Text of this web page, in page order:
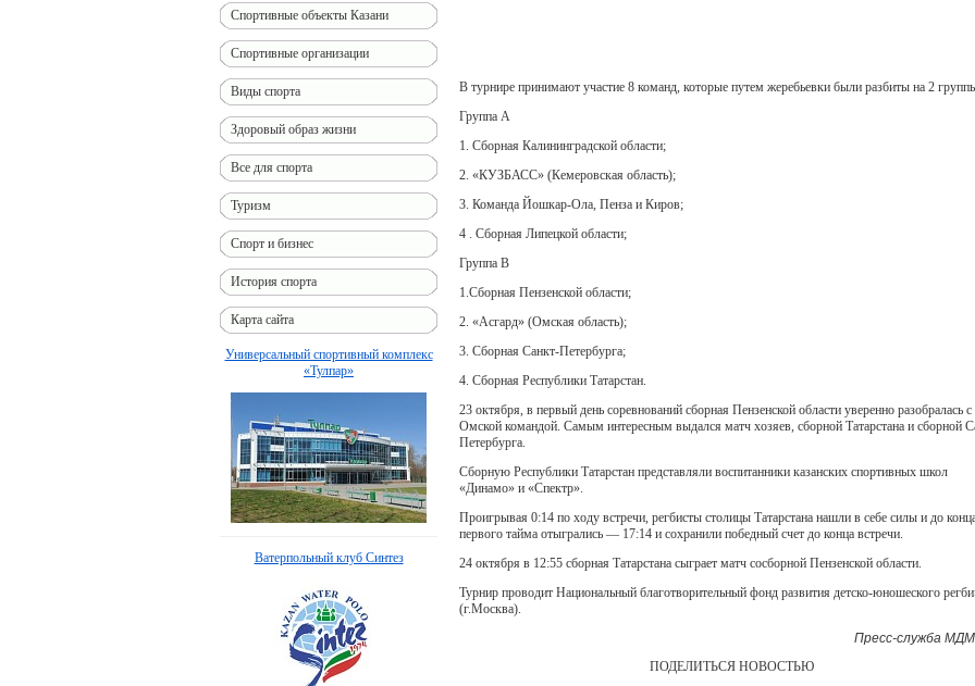
В турнире принимают участие 8 команд, которые путем жеребьевки были разбиты на 2
Группа А
1. Сборная Калининградской области;
2. «КУЗБАСС» (Кемеровская область);
3. Команда Йошкар-Ола, Пенза и Киров;
4 . Сборная Липецкой области;
Группа В
1.Сборная Пензенской области;
2. «Асгард» (Омская область);
3. Сборная Санкт-Петербурга;
4. Сборная Республики Татарстан.
23 октября, в первый день соревнований сборная Пензенской области уверенно разобралась с
Омской командой. Самым интересным выдался матч хозяев, сборной Татарстана и сборной
Петербурга.
Сборную Республики Татарстан представляли воспитанники казанских спортивных школ
«Динамо» и «Спектр».
Проигрывая 0:14 по ходу встречи, регбисты столицы Татарстана нашли в себе силы и до
первого тайма отыгрались — 17:14 и сохранили победный счет до конца встречи.
24 октября в 12:55 сборная Татарстана сыграет матч сосборной Пензенской области.
Турнир проводит Национальный благотворительный фонд развития детско-юношеского
(г.Москва).
Пресс-служба
ПОДЕЛИТЬСЯ НОВОСТЬЮ
Спортивные объекты Казани
Спортивные организации
Виды спорта
Здоровый образ жизни
Все для спорта
Туризм
Спорт и бизнес
История спорта
Карта сайта
Универсальный спортивный комплекс
«Тулпар»
Ватерпольный клуб Синтез